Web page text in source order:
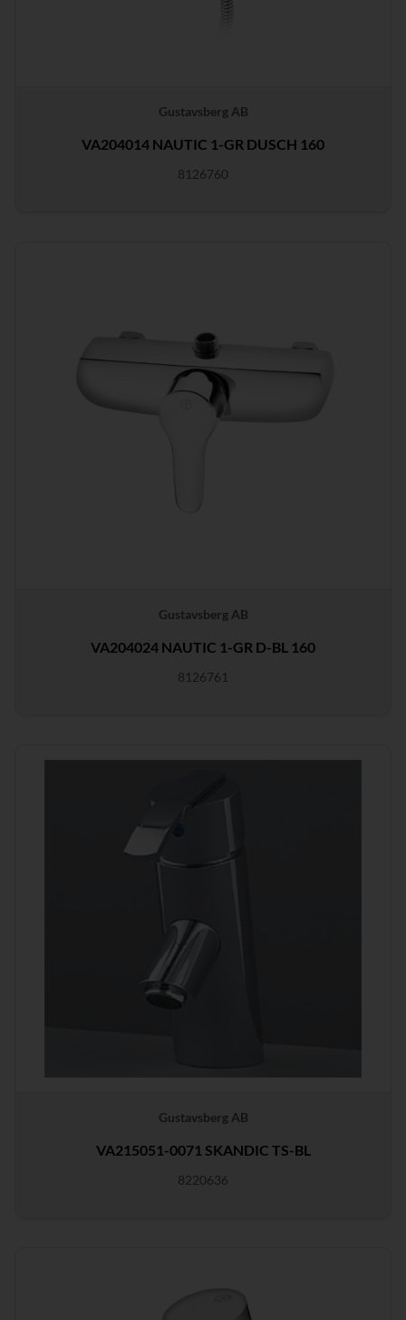
Gustavsberg AB
VA204014 NAUTIC 1-GR DUSCH 160
8126760
Gustavsberg AB
VA204024 NAUTIC 1-GR D-BL 160
8126761
Gustavsberg AB
VA215051-0071 SKANDIC TS-BL
8220636